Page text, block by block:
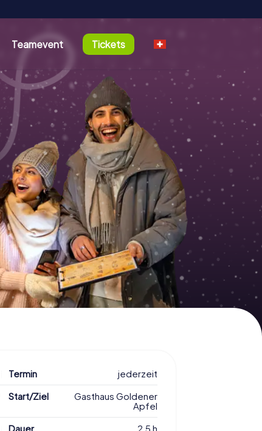
Teamevent Tickets
Termin
jederzeit
Start/Ziel
Gasthaus Goldener
Apfel
Dauer
2.5 h